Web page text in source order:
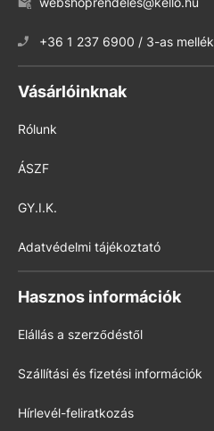
+36 1 237 6900 / 3-as mellék
Vásárlóinknak
Rólunk
ÁSZF
GY.I.K.
Adatvédelmi tájékoztató
Hasznos információk
Elállás a szerződéstől
Szállítási és fizetési információk
Hírlevél-feliratkozás